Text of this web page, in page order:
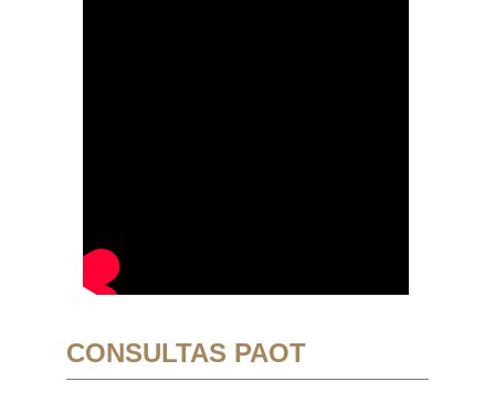
CONSULTAS PAOT